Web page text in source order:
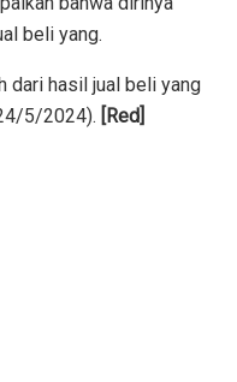
beli yang.
dari hasil jual beli yang
5/2024). [Red]